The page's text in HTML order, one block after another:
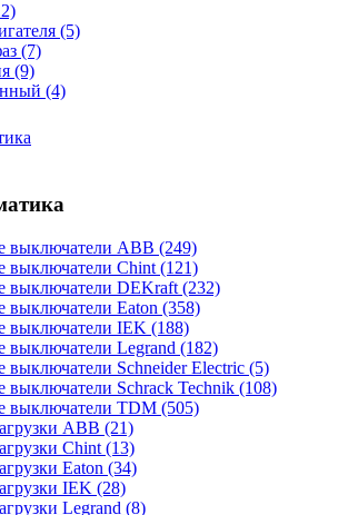
(5)
(7)
(9)
(4)
выключатели ABB (249)
выключатели Chint (121)
выключатели DEKraft (232)
выключатели Eaton (358)
выключатели IEK (188)
выключатели Legrand (182)
выключатели Schneider Electric (5)
выключатели Schrack Technik (108)
выключатели TDM (505)
ABB (21)
Chint (13)
Eaton (34)
IEK (28)
Legrand (8)